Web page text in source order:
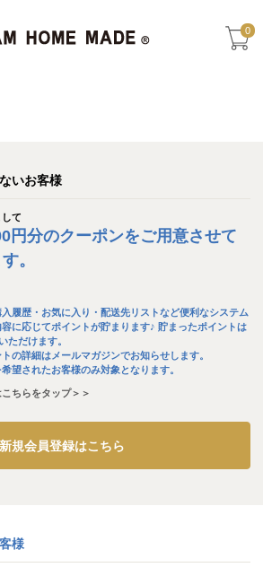
0
いお客様
て
円分のクーポンをご用意させて
。
履歴・お気に入り・配送先リストなど便利なシステム
に応じてポイントが貯まります♪ 貯まったポイントは
ただけます。
の詳細はメールマガジンでお知らせします。
望されたお客様のみ対象となります。
ちらをタップ＞＞
新規会員登録はこちら
様